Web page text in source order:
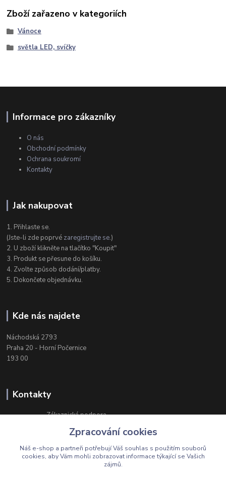
Zboží zařazeno v kategoriích
Vánoce
světla LED, svíčky
Informace pro zákazníky
O nás
Obchodní podmínky
Ochrana soukromí
Kontakty
Jak nakupovat
1. Přihlaste se.
(Jste-li zde poprvé zaregistrujte se.)
2. U zboží klikněte na tlačítko "Koupit"
3. Produkt se přesune do košíku.
4. Zvolte způsob dodání/platby.
5. Dokončete objednávku.
Kde nás najdete
Náchodská 2793
Praha 20 - Horní Počernice
193 00
Kontakty
Zákaznická podpora
+420 603 174 975
Po-Čt, 8-16 hod. Pá 8-14 hod.
Zpracování cookies
Náš e-shop a partneři potřebují Váš souhlas s použitím souborů
cookies, aby Vám mohli zobrazovat informace týkající se Vašich
zájmů.